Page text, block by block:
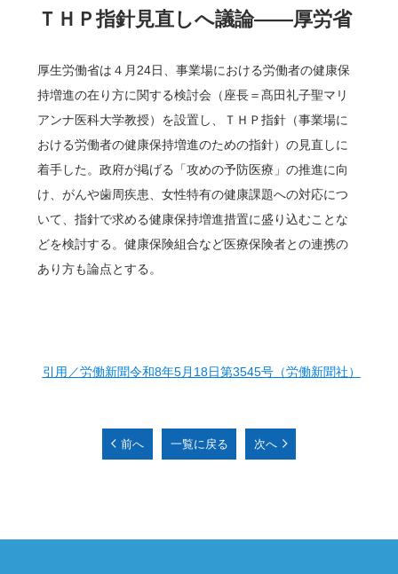
ＴＨＰ指針見直しへ議論――厚労省
厚生労働省は４月24日、事業場における労働者の健康保
持増進の在り方に関する検討会（座長＝髙田礼子聖マリ
アンナ医科大学教授）を設置し、ＴＨＰ指針（事業場に
おける労働者の健康保持増進のための指針）の見直しに
着手した。政府が掲げる「攻めの予防医療」の推進に向
け、がんや歯周疾患、女性特有の健康課題への対応につ
いて、指針で求める健康保持増進措置に盛り込むことな
どを検討する。健康保険組合など医療保険者との連携の
あり方も論点とする。
引用／労働新聞令和8年5月18日第3545号（労働新聞社）
前へ 一覧に戻る 次へ